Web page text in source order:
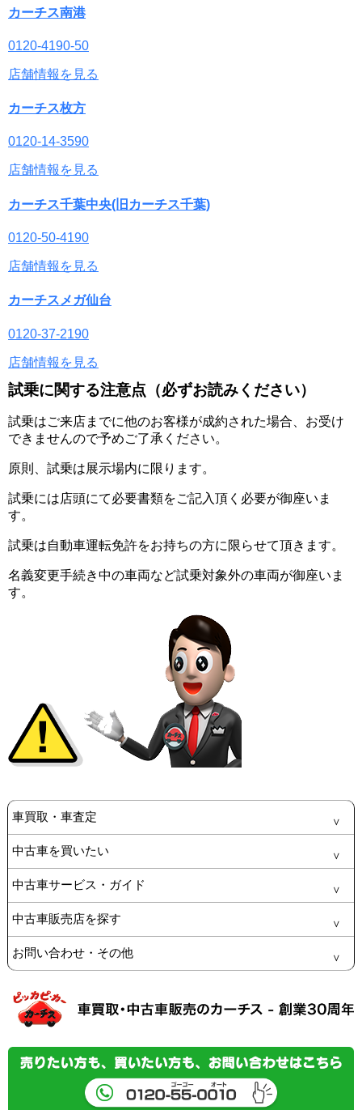
カーチス南港
0120-4190-50
店舗情報を見る
カーチス枚方
0120-14-3590
店舗情報を見る
カーチス千葉中央(旧カーチス千葉)
0120-50-4190
店舗情報を見る
カーチスメガ仙台
0120-37-2190
店舗情報を見る
試乗に関する注意点 （必ずお読みください）
試乗はご来店までに他のお客様が成約された場合、お受け
できませんので予めご了承ください。
原則、試乗は展示場内に限ります。
試乗には店頭にて必要書類をご記入頂く必要が御座いま
す。
試乗は自動車運転免許をお持ちの方に限らせて頂きます。
名義変更手続き中の車両など試乗対象外の車両が御座いま
す。
車買取・車査定
中古車を買いたい
中古車サービス・ガイド
中古車販売店を探す
お問い合わせ・その他